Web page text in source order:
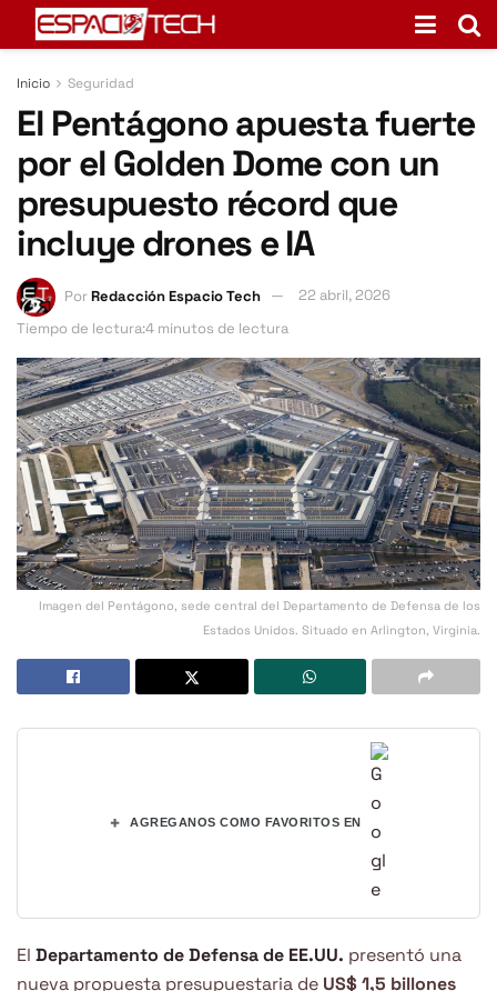
Inicio Seguridad
El Pentágono apuesta fuerte
por el Golden Dome con un
presupuesto récord que
incluye drones e IA
PorRedacción Espacio Tech
22 abril, 2026
Tiempo de lectura:4 minutos de lectura
Imagen del Pentágono, sede central del Departamento de Defensa de los
Estados Unidos. Situado en Arlington, Virginia.
+ AGREGANOS COMO FAVORITOS EN
El Departamento de Defensa de EE.UU. presentó una
nueva propuesta presupuestaria de US$ 1,5 billones